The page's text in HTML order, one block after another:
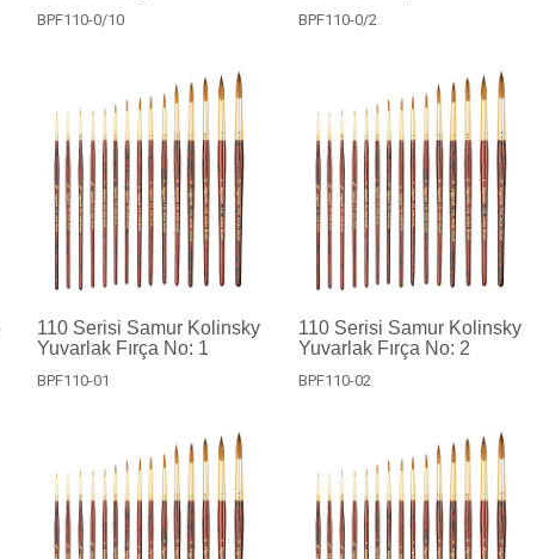
BPF110-0/10 BPF110-0/2
110 Serisi Samur Kolinsky
Yuvarlak Fırça No: 1
BPF110-01
110 Serisi Samur Kolinsky
Yuvarlak Fırça No: 2
BPF110-02